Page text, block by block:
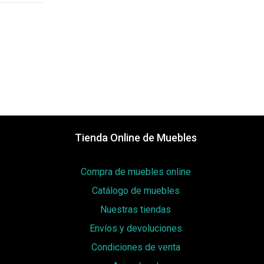
Tienda Online de Muebles
Compra de muebles online
Catálogo de muebles
Nuestras tiendas
Envíos y devoluciones
Condiciones de venta